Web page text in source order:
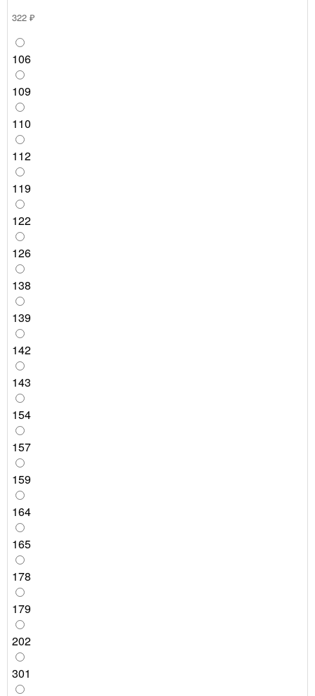
322 ₽
106
109
110
112
119
122
126
138
139
142
143
154
157
159
164
165
178
179
202
301